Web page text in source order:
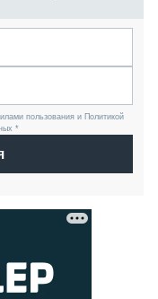
пользования и Политикой
*